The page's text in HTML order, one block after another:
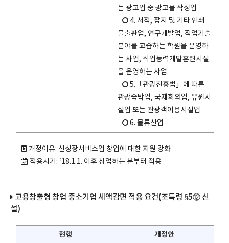
는 광고업 중 광고물 작성업
4. 서적, 잡지 및 기타 인쇄
물출판업, 연구개발업, 직업기술
분야를 교습하는 학원을 운영하
는 사업, 직업능력개발훈련시설
을 운영하는 사업
5.「관광진흥법」에 따른
관광숙박업, 국제회의업, 유원시
설업 또는 관광객이용시설업
6. 물류산업
개정이유: 신성장서비스업 창업에 대한 지원 강화
적용시기: ‘18.1.1. 이후 창업하는 분부터 적용
고용창출형 창업 중소기업 세액감면 적용 요건(조특령 §5⑫ 신
설)
현행 개정안